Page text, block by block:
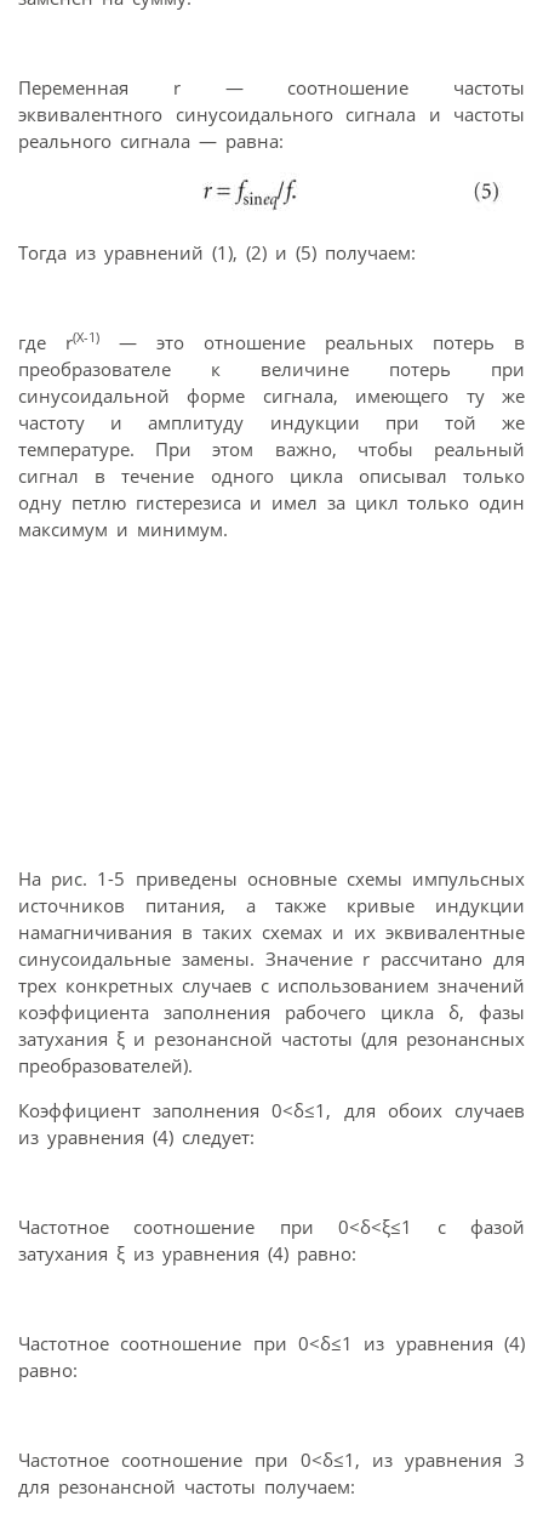
Переменная r — соотношение частоты
эквивалентного синусоидального сигнала и частоты
реального сигнала — равна:
Тогда из уравнений (1), (2) и (5) получаем:
где r(X-1)
— это отношение реальных потерь в
преобразователе к величине потерь при
синусоидальной форме сигнала, имеющего ту же
частоту и амплитуду индукции при той же
температуре. При этом важно, чтобы реальный
сигнал в течение одного цикла описывал только
одну петлю гистерезиса и имел за цикл только один
максимум и минимум.
На рис. 1-5 приведены основные схемы импульсных
источников питания, а также кривые индукции
намагничивания в таких схемах и их эквивалентные
синусоидальные замены. Значение r рассчитано для
трех конкретных случаев с использованием значений
коэффициента заполнения рабочего цикла δ, фазы
затухания ξ и резонансной частоты (для резонансных
преобразователей).
Коэффициент заполнения 0<δ≤1, для обоих случаев
из уравнения (4) следует:
Частотное соотношение при 0<δ<ξ≤1 с фазой
затухания ξ из уравнения (4) равно:
Частотное соотношение при 0<δ≤1 из уравнения (4)
равно:
Частотное соотношение при 0<δ≤1, из уравнения 3
для резонансной частоты получаем: